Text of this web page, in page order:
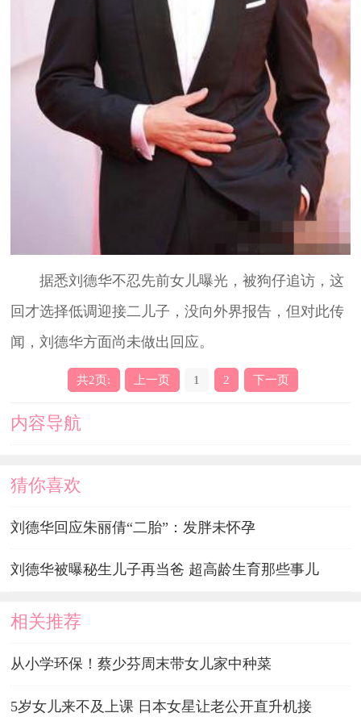
据悉刘德华不忍先前女儿曝光，被狗仔追访，这
回才选择低调迎接二儿子，没向外界报告，但对此传
闻，刘德华方面尚未做出回应。
共2页: 上一页 1 2 下一页
内容导航
猜你喜欢
刘德华回应朱丽倩“二胎”：发胖未怀孕
刘德华被曝秘生儿子再当爸 超高龄生育那些事儿
相关推荐
从小学环保！蔡少芬周末带女儿家中种菜
5岁女儿来不及上课 日本女星让老公开直升机接